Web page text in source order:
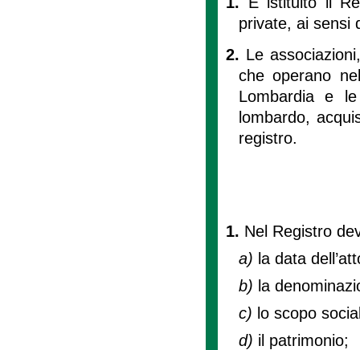
private, ai sensi
2. Le
che operano
Lombardia e
lombardo,
registro.
1. Nel Registro
a) la data
b) la
c) lo scopo
d) il patrimonio;